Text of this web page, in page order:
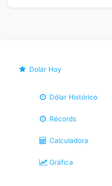
Dolar Hoy
Dólar Histórico
Récords
Calculadora
Gráfica